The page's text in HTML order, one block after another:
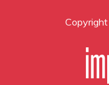
Copyright